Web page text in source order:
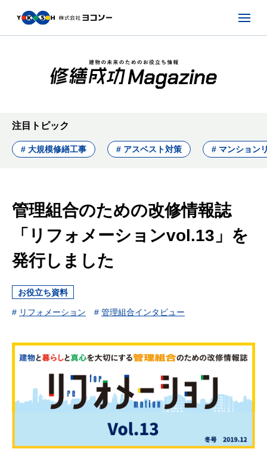
注目トピック
# 大規模修繕工事 # アスベスト対策 # マンション
管理組合のための改修情報誌
「リフォメーションvol.13」を
発行しました
お役立ち資料
# リフォメーション # 管理組合インタビュー